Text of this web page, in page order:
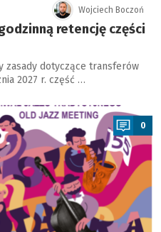
Wojciech Boczoń
retencję części
zasady dotyczące transferów
2027 r. część …
0